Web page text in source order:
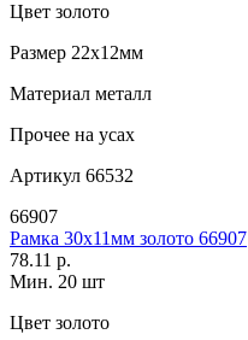
Цвет золото
Размер 22х12мм
Материал металл
Прочее на усах
Артикул 66532
66907
Рамка 30х11мм золото 66907
78.11 р.
Мин. 20 шт
Цвет золото